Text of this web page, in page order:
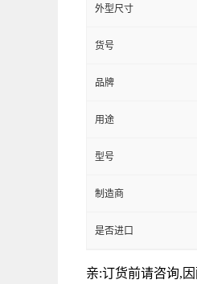
外型尺寸
货号
品牌
用途
型号
制造商
是否进口
亲:订货前请咨询,